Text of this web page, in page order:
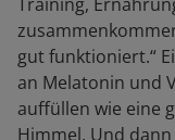
gut funktioniert.“
an Melatonin und
auffüllen wie eine
Himmel. Und